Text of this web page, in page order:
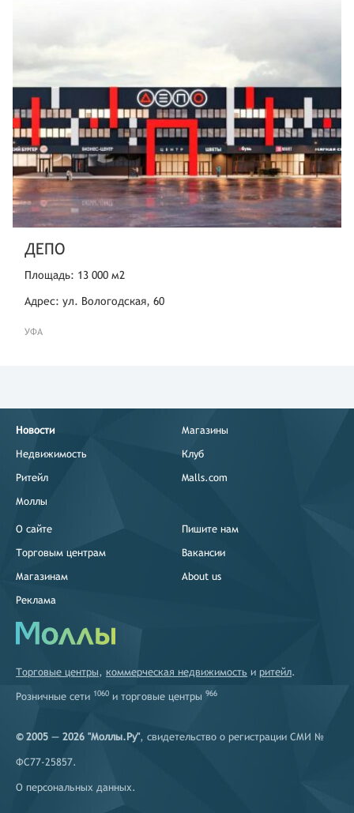
ДЕПО
Площадь: 13 000 м2
Адрес: ул. Вологодская, 60
УФА
Новости
Недвижимость
Ритейл
Моллы
Магазины
Клуб
Malls.com
О сайте
Торговым центрам
Магазинам
Реклама
Пишите нам
Вакансии
About us
Торговые центры, коммерческая недвижимость и ритейл.
Розничные сети 1060 и торговые центры 966
© 2005 — 2026 "Моллы.Ру", свидетельство о регистрации СМИ №
ФС77-25857.
О персональных данных.